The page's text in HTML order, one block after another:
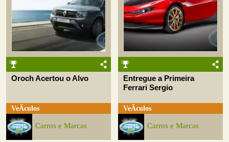
Oroch Acertou o Alvo
VeÃ­culos
Carros e Marcas
Entregue a Primeira
Ferrari Sergio
VeÃ­culos
Carros e Marcas